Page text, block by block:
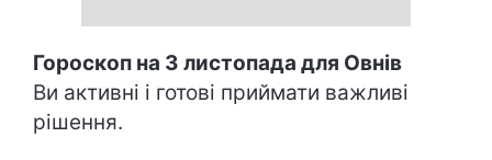
Гороскоп на 3 листопада для Овнів
Ви активні і готові приймати важливі
рішення.